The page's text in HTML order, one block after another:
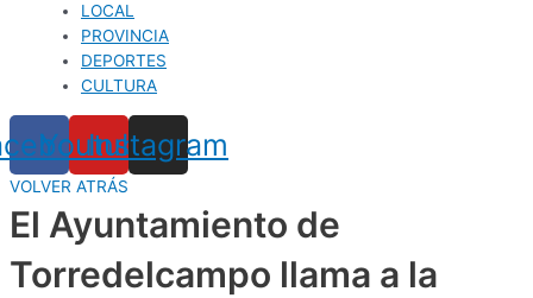
LOCAL
PROVINCIA
DEPORTES
CULTURA
Youtube
Instagram
VOLVER ATRÁS
El Ayuntamiento de
Torredelcampo llama a la